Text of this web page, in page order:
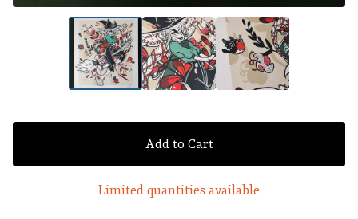
Add to Cart
Limited quantities available